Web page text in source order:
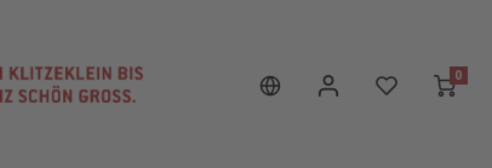
0